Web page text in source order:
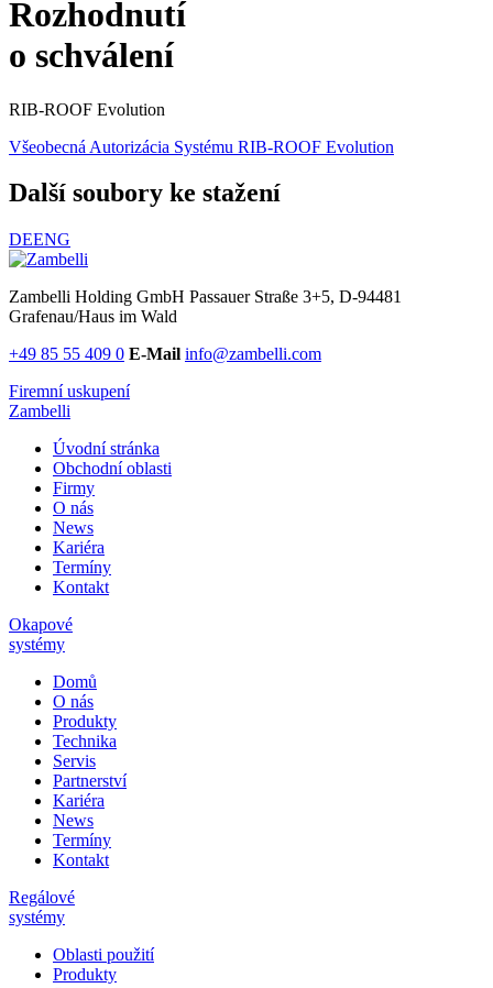
Rozhodnutí
o schválení
RIB-ROOF Evolution
Všeobecná Autorizácia Systému RIB-ROOF Evolution
Další soubory ke stažení
DEENG
Zambelli Holding GmbH Passauer Straße 3+5, D-94481
Grafenau/Haus im Wald
+49 85 55 409 0 E-Mail info@zambelli.com
Firemní uskupení
Zambelli
Úvodní stránka
Obchodní oblasti
Firmy
O nás
News
Kariéra
Termíny
Kontakt
Okapové
systémy
Domů
O nás
Produkty
Technika
Servis
Partnerství
Kariéra
News
Termíny
Kontakt
Regálové
systémy
Oblasti použití
Produkty